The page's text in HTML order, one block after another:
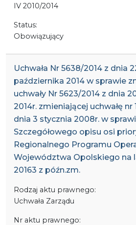
IV 2010/2014
Status:
Obowiązujący
Uchwała Nr 5638/2014 z dnia
października 2014 w sprawie
uchwały Nr 5623/2014 z dnia
2014r. zmieniającej uchwałę nr
dnia 3 stycznia 2008r. w
Szczegółowego opisu osi
Regionalnego Programu
Województwa Opolskiego na
20163 z późn.zm.
Rodzaj aktu prawnego:
Uchwała Zarządu
Nr aktu prawnego: